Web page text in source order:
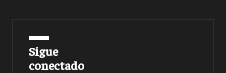
Sigue
conectado